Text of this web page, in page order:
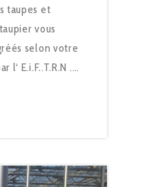
taupes et
vous
selon votre
E.i.F..T.R.N .…